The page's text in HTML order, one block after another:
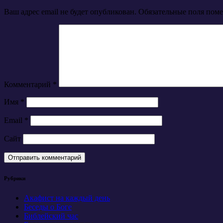
Ваш адрес email не будет опубликован. Обязательные поля
Комментарий *
Имя *
Email *
Сайт
Рубрики
Акафист на каждый день
Беседы о Боге
Библейский час